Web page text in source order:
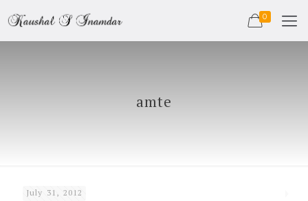
0
amte
July 31, 2012